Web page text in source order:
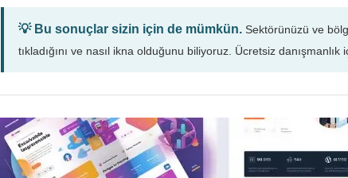
💡 Bu sonuçlar sizin için de mümkün. Sektörünüzü ve
tıkladığını ve nasıl ikna olduğunu biliyoruz. Ücretsiz danışmanlık